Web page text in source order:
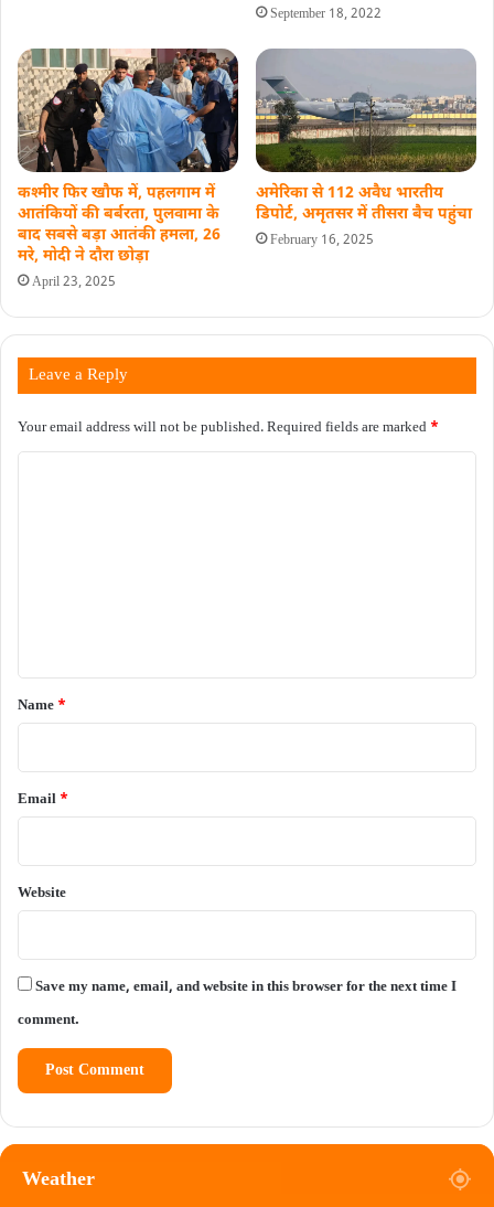
September 18, 2022
कश्मीर फिर खौफ में, पहलगाम में
आतंकियों की बर्बरता, पुलवामा के
बाद सबसे बड़ा आतंकी हमला, 26
मरे, मोदी ने दौरा छोड़ा
April 23, 2025
अमेरिका से 112 अवैध भारतीय
डिपोर्ट, अमृतसर में तीसरा बैच पहुंचा
February 16, 2025
Leave a Reply
Your email address will not be published.Required fields are marked *
*
Name *
Email *
Website
Save my name, email, and website in this browser for the next time I
comment.
Weather